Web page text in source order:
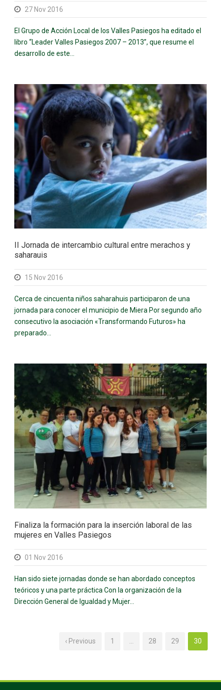
27 Nov 2016
El Grupo de Acción Local de los Valles Pasiegos ha editado el
libro “Leader Valles Pasiegos 2007 – 2013”, que resume el
desarrollo de este...
II Jornada de intercambio cultural entre merachos y
saharauis
15 Nov 2016
Cerca de cincuenta niños saharahuis participaron de una
jornada para conocer el municipio de Miera Por segundo año
consecutivo la asociación «Transformando Futuros» ha
preparado...
Finaliza la formación para la inserción laboral de las
mujeres en Valles Pasiegos
01 Nov 2016
Han sido siete jornadas donde se han abordado conceptos
teóricos y una parte práctica Con la organización de la
Dirección General de Igualdad y Mujer...
‹ Previous 1 28 29 30